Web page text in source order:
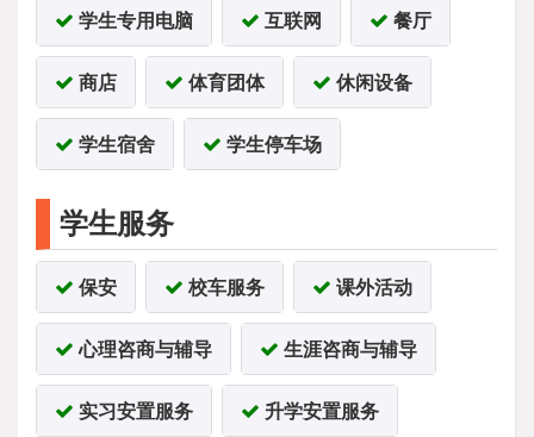
学生专用电脑 互联网 餐厅
商店 体育团体 休闲设备
学生宿舍 学生停车场
学生服务
保安 校车服务 课外活动
心理咨商与辅导 生涯咨商与辅导
实习安置服务 升学安置服务